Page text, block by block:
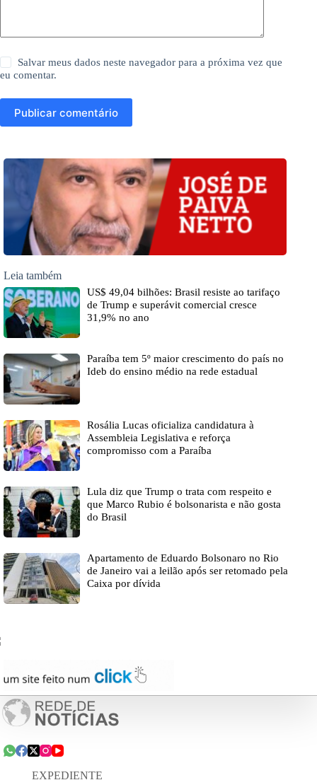
Salvar meus dados neste navegador para a próxima vez que
eu comentar.
Publicar comentário
Leia também
US$ 49,04 bilhões: Brasil resiste ao tarifaço
de Trump e superávit comercial cresce
31,9% no ano
Paraíba tem 5º maior crescimento do país no
Ideb do ensino médio na rede estadual
Rosália Lucas oficializa candidatura à
Assembleia Legislativa e reforça
compromisso com a Paraíba
Lula diz que Trump o trata com respeito e
que Marco Rubio é bolsonarista e não gosta
do Brasil
Apartamento de Eduardo Bolsonaro no Rio
de Janeiro vai a leilão após ser retomado pela
Caixa por dívida
EXPEDIENTE